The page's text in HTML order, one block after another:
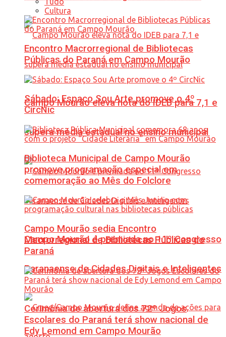
Campo Mourão eleva nota do IDEB para 7,1 e
supera média estadual no ensino municipal
Campo Mourão é premiada no 11º Congresso
Paranaense de Cidades Digitais e Inteligentes
Cultura
Encontro Macrorregional de Bibliotecas
Públicas do Paraná em Campo Mourão
Sábado: Espaço Sou Arte promove o 4º
CircNic
Biblioteca Municipal de Campo Mourão
promove programação especial em
comemoração ao Mês do Folclore
Campo Mourão sedia Encontro
Macrorregional de Bibliotecas Públicas do
Paraná
Cerimônia de abertura dos 72º Jogos
Escolares do Paraná terá show nacional de
Edy Lemond em Campo Mourão